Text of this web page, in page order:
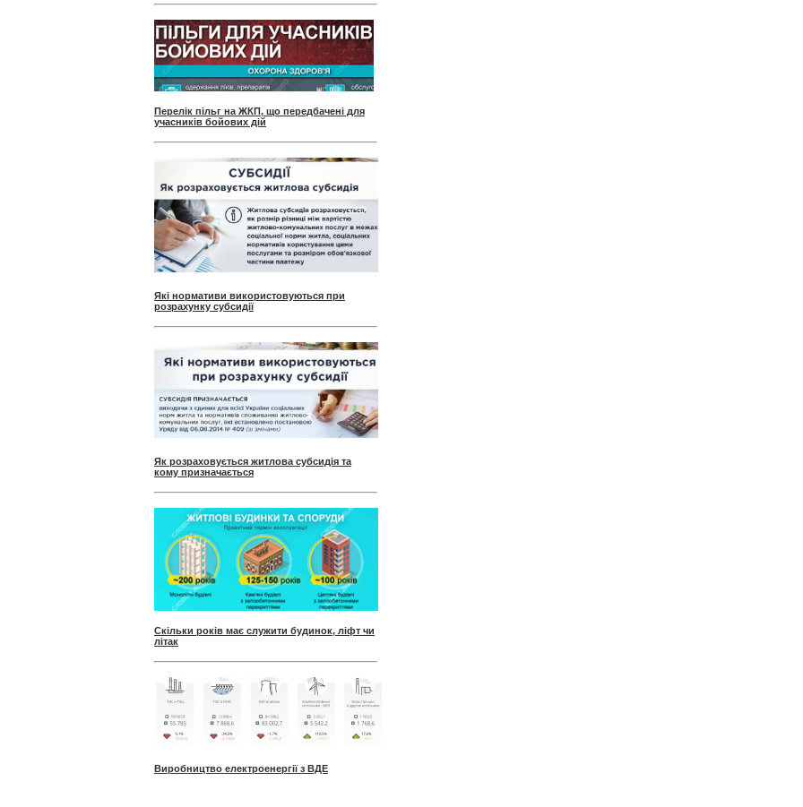
Перелік пільг на ЖКП, що передбачені для
учасників бойових дій
Які нормативи використовуються при
розрахунку субсидії
Як розраховується житлова субсидія та
кому призначається
Скільки років має служити будинок, ліфт чи
літак
Виробництво електроенергії з ВДЕ